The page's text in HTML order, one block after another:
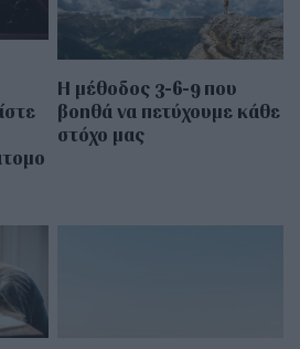
Η μέθοδος 3-6-9 που
βοηθά να πετύχουμε κάθε
στόχο μας